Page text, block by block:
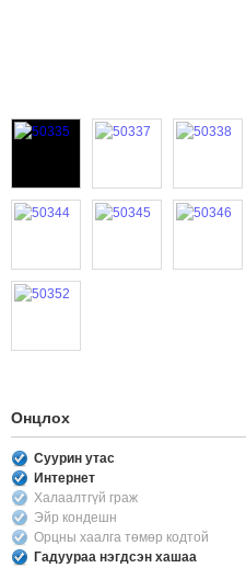
Онцлох
Суурин утас
Интернет
Халаалтгүй граж
Эйр кондешн
Орцны хаалга төмөр кодтой
Гадуураа нэгдсэн хашаа